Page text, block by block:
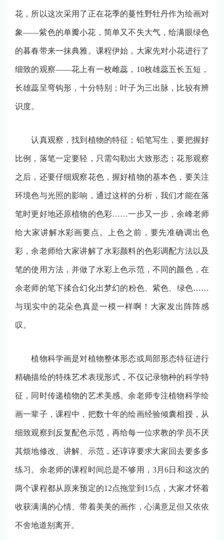
花，所以这次采用了正在花季的蔓性野牡丹作为绘画对
象——紫色的单瓣小花，简单又不失大气，给满眼绿色
的暮春带来一抹典雅。课程伊始，大家先对小花进行了
细致的观察——花上有一枚雌蕊， 10枚雄蕊五长五短，
长雄蕊呈弯钩形，十分特别；叶子为三出脉，比较有辨
识度。
认真观察，找到植物的特征；铅笔写生，要把握好
比例，落笔一定要轻，只需勾勒出大致形态；花形观察
之后，还要仔细观察花色，握好植物的基本色，要关注
环境色与光照的影响，通过这样的分析，我们才能在落
笔时更好地还原植物的色彩……一步又一步，余峰老师
给大家讲解水彩画要点。上色之前，要先准确调出色
彩，余老师给大家讲解了水彩颜料的色彩调配方法以及
笔的使用方法，并做了水彩上色示范，不同的颜色，在
余老师的笔下揉合幻化出梦幻的粉色、紫色、绿色……
与现实中的花朵色真是一模一样啊！大家发出阵阵感
叹。
植物科学画是对植物整体形态或局部形态特征进行
精确描绘的特殊艺术表现形式，不仅记录物种的科学特
征，同时传递植物的艺术美感。余老师专注植物科学绘
画一辈子，课程中，把数十年的绘画经验倾囊相授，从
细致观察到反复配色示范，再给每一位求教的学员不厌
其烦地修改、讲解、示范，还谆谆要求大家回去要多多
练习。余老师的课程时间总是不够用， 3月6日和这次的
两个课程都从原来预定的12点拖堂到 15点，大家才怀着
收获满满的心情、带着美美的画作，心满意足但又依依
不舍地道别离开。